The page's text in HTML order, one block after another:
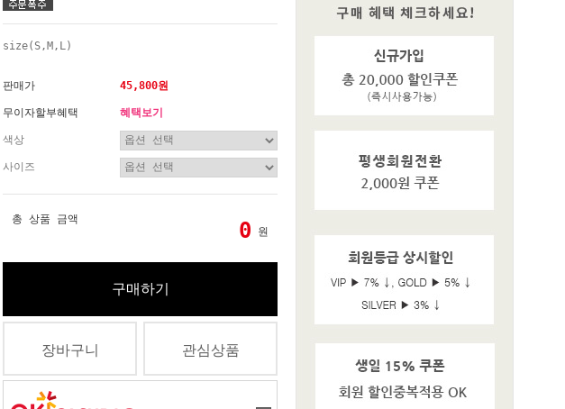
size(S,M,L)
판매가 45,800원
무이자할부혜택 혜택보기
색상
사이즈
총 상품 금액 0 원
구매하기
장바구니 관심상품